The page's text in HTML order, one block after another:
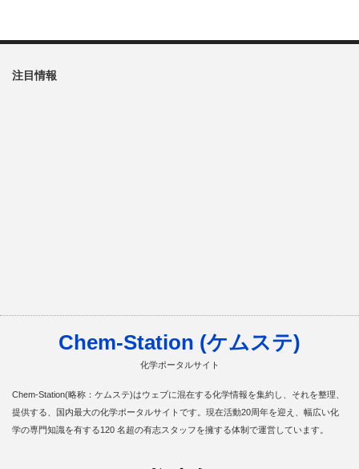
注目情報
Chem-Station (ケムステ)
化学ポータルサイト
Chem-Station(略称：ケムステ)はウェブに混在する化学情報を集約し、それを整理、
提供する、国内最大の化学ポータルサイトです。現在活動20周年を迎え、幅広い化
学の専門知識を有する120 名超の有志スタッフを擁する体制で運営しています。